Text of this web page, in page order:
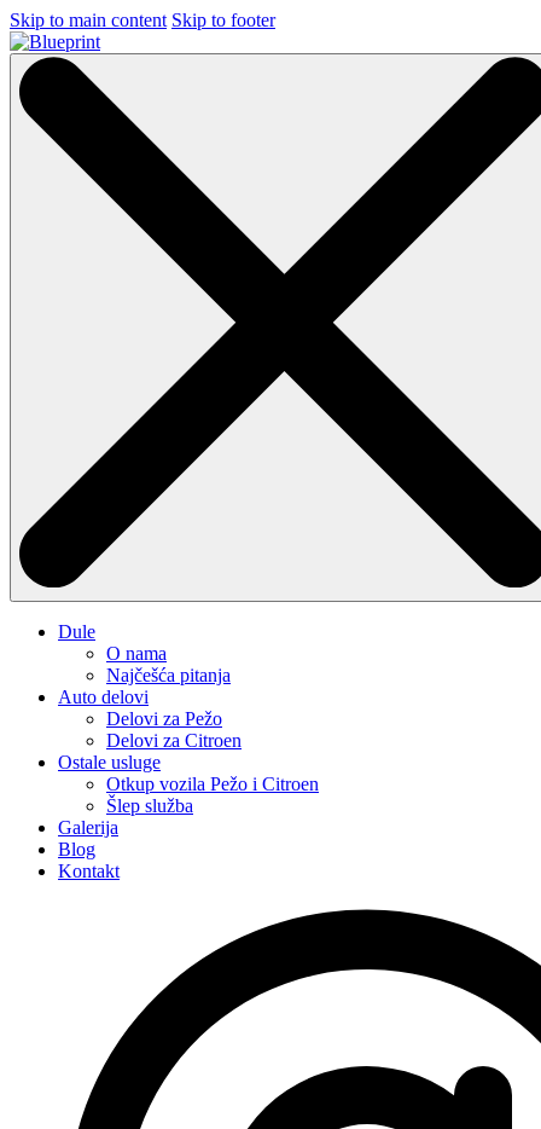
Skip to main content Skip to footer
Dule
O nama
Najčešća pitanja
Auto delovi
Delovi za Pežo
Delovi za Citroen
Ostale usluge
Otkup vozila Pežo i Citroen
Šlep služba
Galerija
Blog
Kontakt